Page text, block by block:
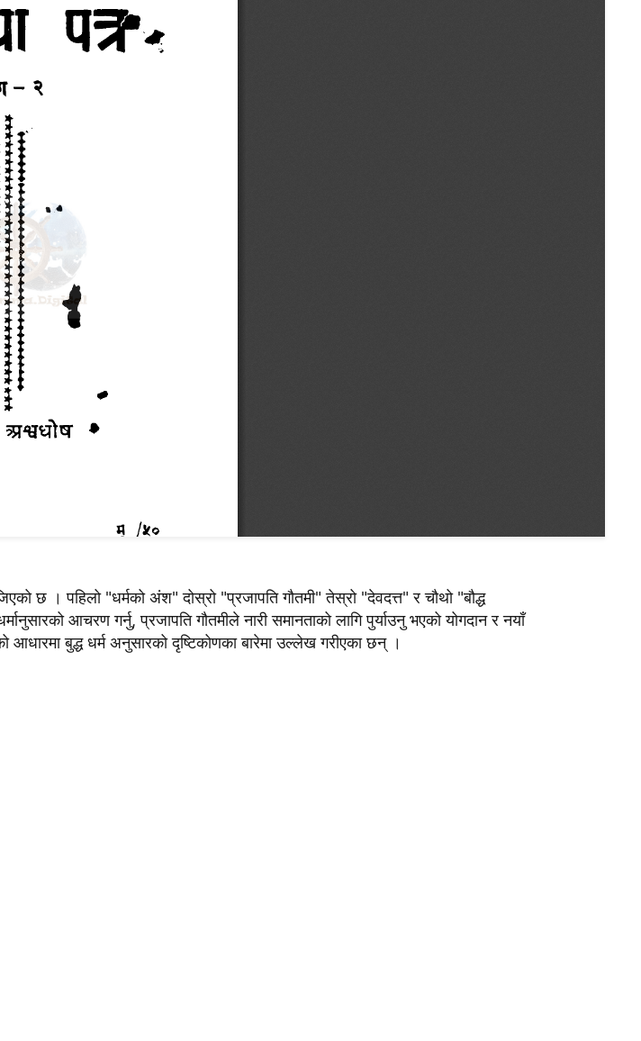
छ । पहिलो "धर्मको अंश" दोस्रो "प्रजापति गौतमी" तेस्रो "देवदत्त" र चौथो "बौद्ध
आचरण गर्नु, प्रजापति गौतमीले नारी समानताको लागि पुर्याउनु भएको योगदान र नयाँ
आधारमा बुद्ध धर्म अनुसारको दृष्टिकोणका बारेमा उल्लेख गरीएका छन् ।